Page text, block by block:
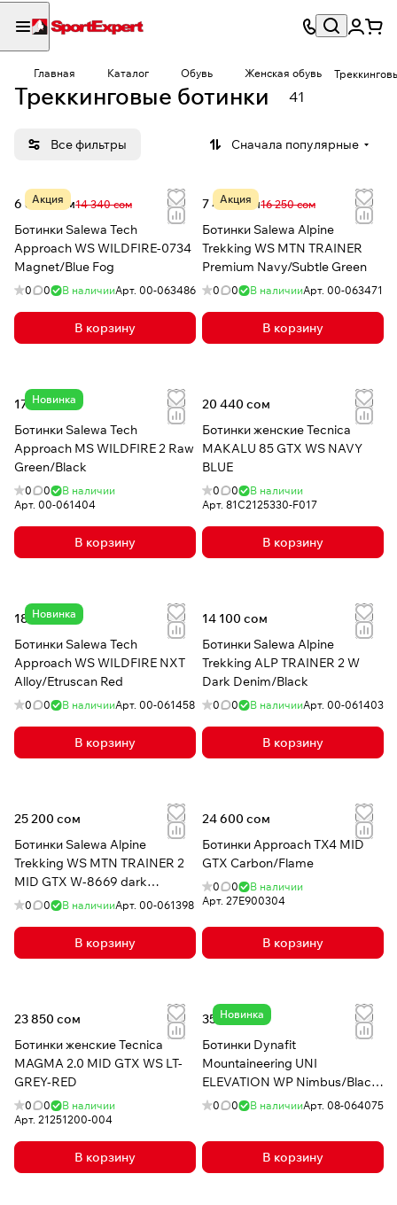
Главная Каталог Обувь Женская обувь
Треккинговые ботинки 41
Все фильтры Сначала популярные
Акция
6 846 сом14 340 сом
Ботинки Salewa Tech
Approach WS WILDFIRE-0734
Magnet/Blue Fog
0 0 В наличииАрт. 00-063486
В корзину
Акция
7 491 сом16 250 сом
Ботинки Salewa Alpine
Trekking WS MTN TRAINER
Premium Navy/Subtle Green
0 0 В наличииАрт. 00-063471
В корзину
Новинка
17 190 сом
Ботинки Salewa Tech
Approach MS WILDFIRE 2 Raw
Green/Black
0 0
В наличии
Арт. 00-061404
В корзину
20 440 сом
Ботинки женские Tecnica
MAKALU 85 GTX WS NAVY
BLUE
0 0
В наличии
Арт. 81C2125330-F017
В корзину
Новинка
18 200 сом
Ботинки Salewa Tech
Approach WS WILDFIRE NXT
Alloy/Etruscan Red
0 0 В наличииАрт. 00-061458
В корзину
14 100 сом
Ботинки Salewa Alpine
Trekking ALP TRAINER 2 W
Dark Denim/Black
0 0 В наличииАрт. 00-061403
В корзину
25 200 сом
Ботинки Salewa Alpine
Trekking WS MTN TRAINER 2
MID GTX W-8669 dark
denim/black
0 0 В наличииАрт. 00-061398
В корзину
24 600 сом
Ботинки Approach TX4 MID
GTX Carbon/Flame
0 0
В наличии
Арт. 27E900304
В корзину
23 850 сом
Ботинки женские Tecnica
MAGMA 2.0 MID GTX WS LT-
GREY-RED
0 0
В наличии
Арт. 21251200-004
В корзину
Новинка
35 380 сом
Ботинки Dynafit
Mountaineering UNI
ELEVATION WP Nimbus/Black
Out
0 0 В наличииАрт. 08-064075
В корзину